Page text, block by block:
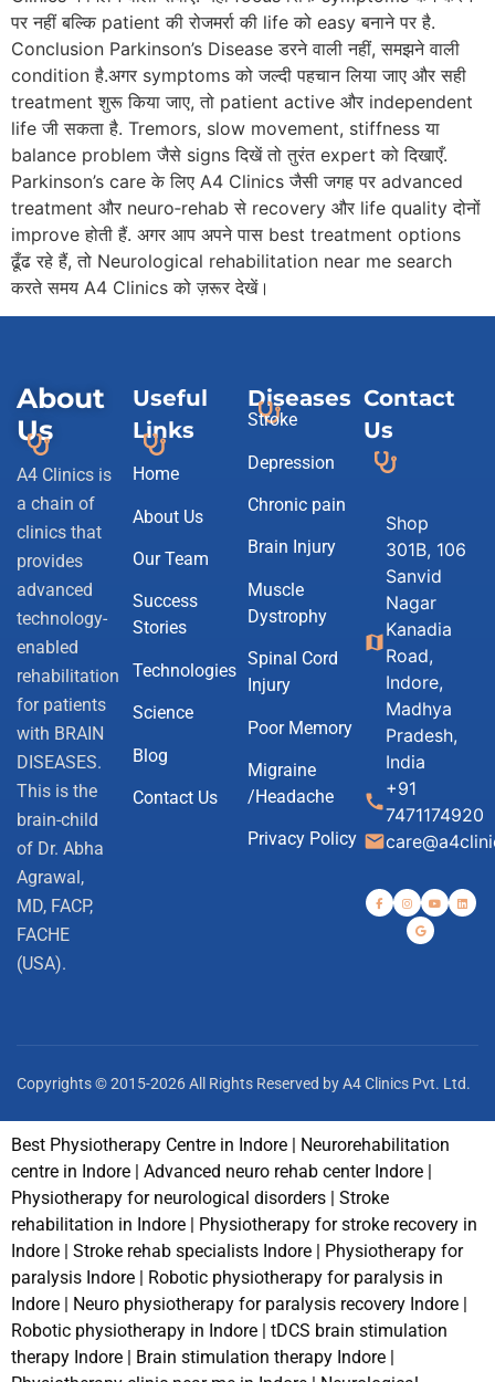
पर नहीं बल्कि patient की रोजमर्रा की life को easy बनाने पर है.
Conclusion Parkinson’s Disease डरने वाली नहीं, समझने वाली
condition है.अगर symptoms को जल्दी पहचान लिया जाए और सही
treatment शुरू किया जाए, तो patient active और independent
life जी सकता है. Tremors, slow movement, stiffness या
balance problem जैसे signs दिखें तो तुरंत expert को दिखाएँ.
Parkinson’s care के लिए A4 Clinics जैसी जगह पर advanced
treatment और neuro‑rehab से recovery और life quality दोनों
improve होती हैं. अगर आप अपने पास best treatment options
ढूँढ रहे हैं, तो Neurological rehabilitation near me search
करते समय A4 Clinics को ज़रूर देखें।
About
Us
A4 Clinics is
a chain of
clinics that
provides
advanced
technology-
enabled
rehabilitation
for patients
with BRAIN
DISEASES.
This is the
brain-child
of Dr. Abha
Agrawal,
MD, FACP,
FACHE
(USA).
Useful
Links
Home
About Us
Our Team
Success
Stories
Technologies
Science
Blog
Contact Us
Diseases
Stroke
Depression
Chronic pain
Brain Injury
Muscle
Dystrophy
Spinal Cord
Injury
Poor Memory
Migraine
/Headache
Privacy Policy
Contact
Us
map
Shop
301B, 106
Sanvid
Nagar
Kanadia
Road,
Indore,
Madhya
Pradesh,
India
call
+91
7471174920
email
Copyrights © 2015-2026 All Rights Reserved by A4 Clinics Pvt. Ltd.
Best Physiotherapy Centre in Indore | Neurorehabilitation
centre in Indore | Advanced neuro rehab center Indore |
Physiotherapy for neurological disorders | Stroke
rehabilitation in Indore | Physiotherapy for stroke recovery in
Indore | Stroke rehab specialists Indore | Physiotherapy for
paralysis Indore | Robotic physiotherapy for paralysis in
Indore | Neuro physiotherapy for paralysis recovery Indore |
Robotic physiotherapy in Indore | tDCS brain stimulation
therapy Indore | Brain stimulation therapy Indore |